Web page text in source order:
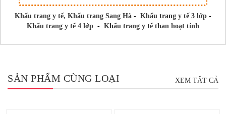
Khẩu trang y tế, Khẩu trang Sang Hà - Khẩu trang y tế 3 lớp -
Khẩu trang y tế 4 lớp - Khẩu trang y tế than hoạt tính
SẢN PHẨM CÙNG LOẠI XEM TẤT CẢ